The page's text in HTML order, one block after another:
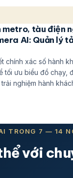
metro, tàu điện
AI: Quản lý
chính xác số hành
tối ưu biểu đồ chạy,
nghiệm hành
TRONG 7 — 14
với